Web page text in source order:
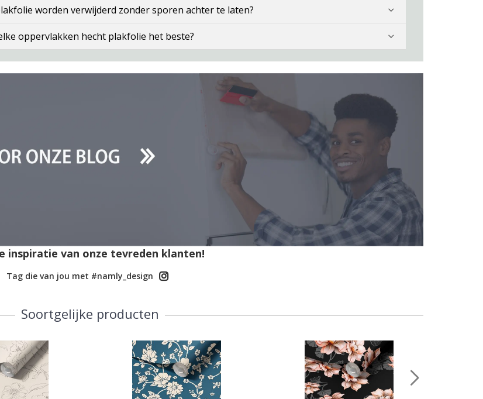
worden verwijderd zonder sporen achter te laten?
oppervlakken hecht plakfolie het beste?
inspiratie van onze tevreden klanten!
Tag die van jou met #namly_design
Soortgelijke producten